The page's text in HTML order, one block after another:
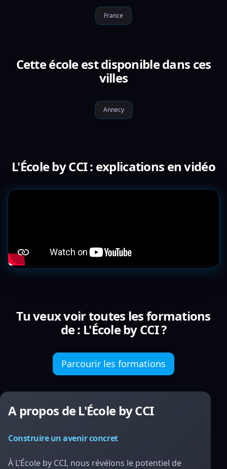
France
Cette école est disponible dans ces
villes
Annecy
L'École by CCI : explications en vidéo
Tu veux voir toutes les formations
de : L'École by CCI ?
Parcourir les formations
A propos de L'École by CCI
Construire un avenir concret
À L’École by CCI, nous révélons le potentiel de